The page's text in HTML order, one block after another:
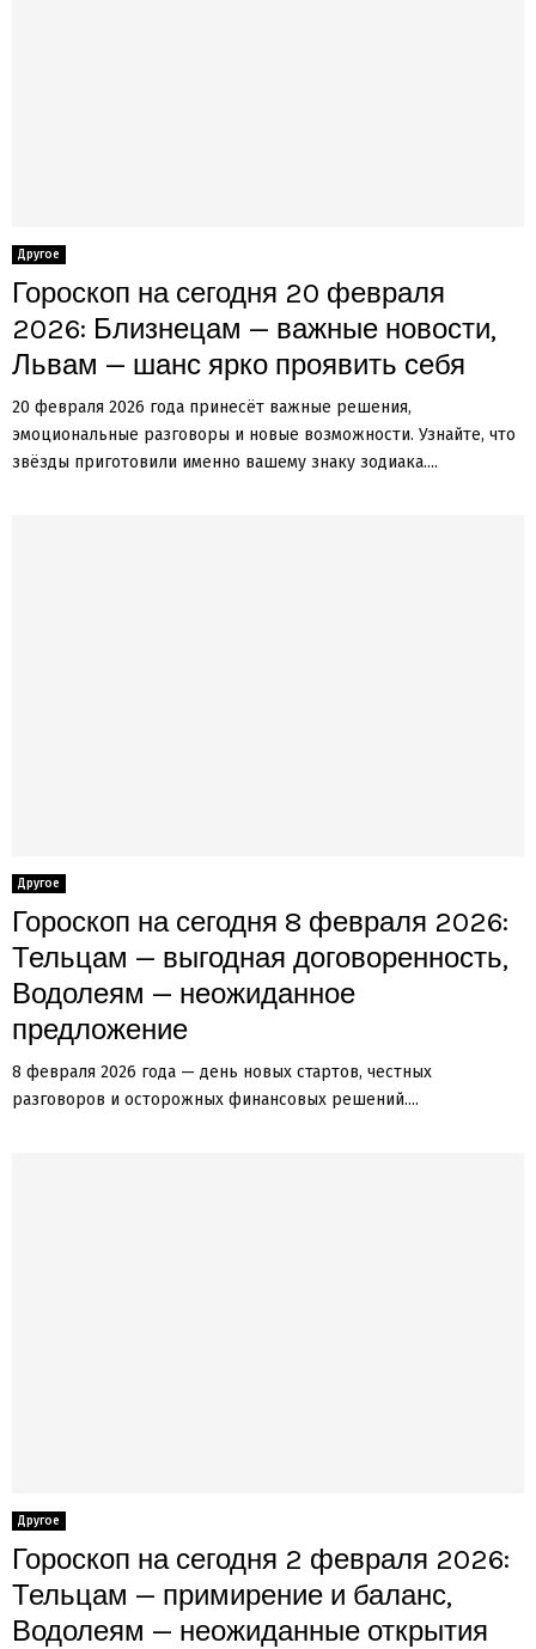
Другое
Гороскоп на сегодня 20 февраля
2026: Близнецам — важные новости,
Львам — шанс ярко проявить себя
20 февраля 2026 года принесёт важные решения,
эмоциональные разговоры и новые возможности. Узнайте, что
звёзды приготовили именно вашему знаку зодиака....
Другое
Гороскоп на сегодня 8 февраля 2026:
Тельцам — выгодная договоренность,
Водолеям — неожиданное
предложение
8 февраля 2026 года — день новых стартов, честных
разговоров и осторожных финансовых решений....
Другое
Гороскоп на сегодня 2 февраля 2026:
Тельцам — примирение и баланс,
Водолеям — неожиданные открытия